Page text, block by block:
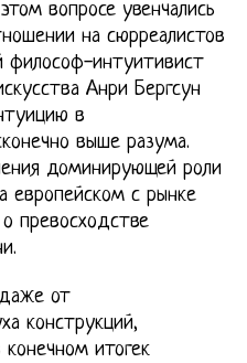
вопросе увенчались
на сюрреалистов
философ-интуитивист
Анри Бергсун
в
выше разума.
доминирующей роли
европейском с рынке
превосходстве
от
конструкций,
итогек